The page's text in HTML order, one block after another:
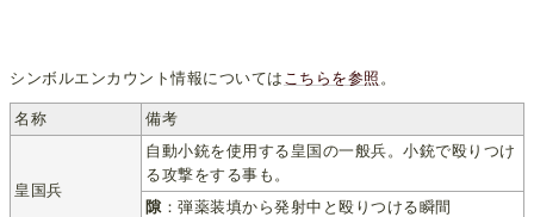
シンボルエンカウント情報については こちらを参照 。
名称 備考
皇国兵
自動小銃を使用する皇国の一般兵。小銃で殴りつけ
る攻撃をする事も。
隙 ：弾薬装填から発射中と殴りつける瞬間